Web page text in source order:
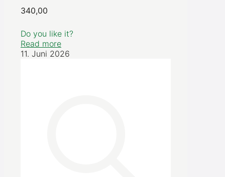
340,00
Do you like it?
Read more
11. Juni 2026